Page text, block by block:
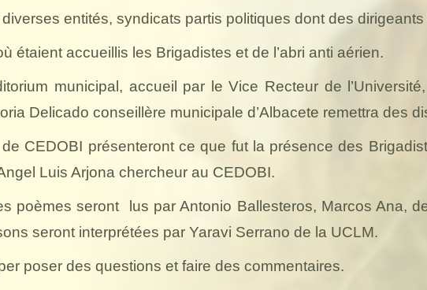
entités, syndicats partis politiques dont des
étaient accueillis les Brigadistes et de l’abri anti aérien.
municipal, accueil par le Vice Recteur de
Delicado conseillère municipale d’Albacete remettra des
CEDOBI présenteront ce que fut la présence des
Luis Arjona chercheur au CEDOBI.
poèmes seront
lus par Antonio Ballesteros, Marcos Ana,
seront interprétées par Yaravi Serrano de la UCLM.
poser des questions et faire des commentaires.